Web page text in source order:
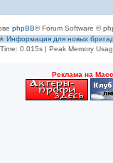
phpBB® Forum Software ©
Информация для новых
Time: 0.015s| Peak Memory
Рeклама на